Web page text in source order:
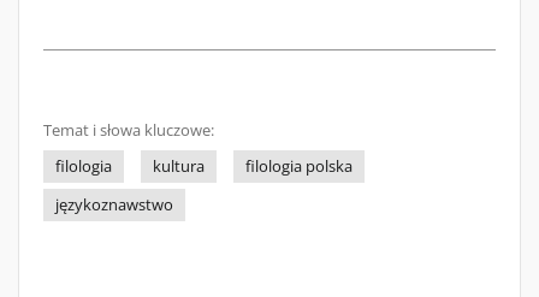
Temat i słowa kluczowe:
filologia
kultura
filologia polska
językoznawstwo